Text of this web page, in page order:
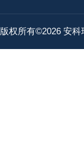
版权所有©2026 安